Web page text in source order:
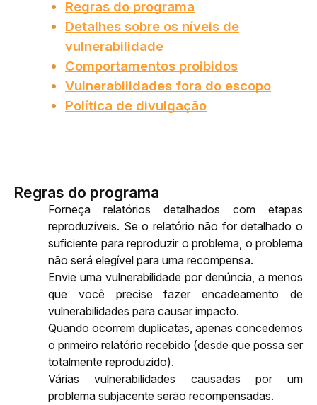
Regras do programa
Detalhes sobre os níveis de
vulnerabilidade
Comportamentos proibidos
Vulnerabilidades fora do escopo
Política de divulgação
Regras do programa
Forneça relatórios detalhados com etapas
reproduzíveis. Se o relatório não for detalhado o
suficiente para reproduzir o problema, o problema
não será elegível para uma recompensa.
Envie uma vulnerabilidade por denúncia, a menos
que você precise fazer encadeamento de
vulnerabilidades para causar impacto.
Quando ocorrem duplicatas, apenas concedemos
o primeiro relatório recebido (desde que possa ser
totalmente reproduzido).
Várias vulnerabilidades causadas por um
problema subjacente serão recompensadas.